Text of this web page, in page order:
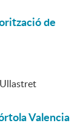
de
Valencia